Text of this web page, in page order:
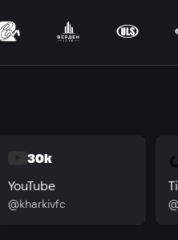
30k
YouTube
@kharkivfc